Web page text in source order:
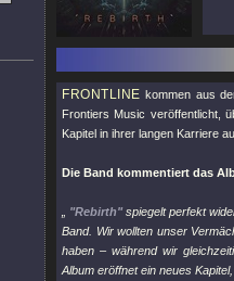
FRONTLINE kommen aus
Frontiers Music veröffentlicht,
Kapitel in ihrer langen Karriere
Die Band kommentiert das
"Rebirth" spiegelt perfekt
Band. Wir wollten unser
haben – während wir
Album eröffnet ein neues